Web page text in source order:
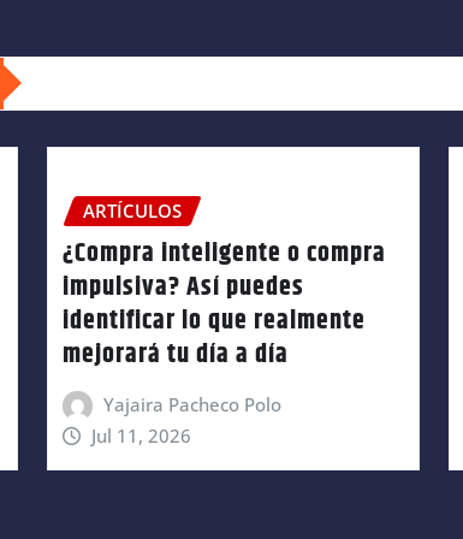
ARTÍCULOS
¿Compra inteligente o compra
impulsiva? Así puedes
identificar lo que realmente
mejorará tu día a día
Yajaira Pacheco Polo
Jul 11, 2026